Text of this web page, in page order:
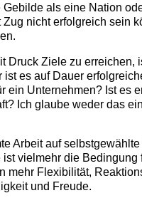
als eine Nation
Zug nicht erfolgreich sein
Druck Ziele zu erreichen,
ist es auf Dauer
ein Unternehmen? Ist es
Ich glaube weder das
Arbeit auf
ist vielmehr die Bedingung
mehr Flexibilität,
und Freude.